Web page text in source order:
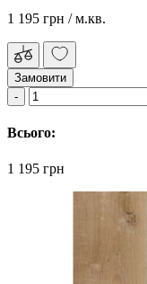
1 195 грн / м.кв.
Замовити
Всього:
1 195 грн